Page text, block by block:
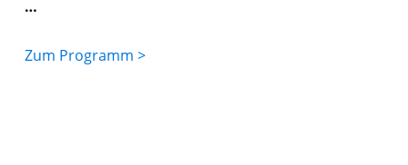
…
Zum Programm >